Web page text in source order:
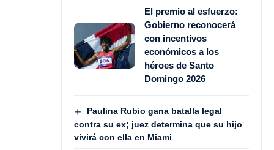
El premio al esfuerzo:
Gobierno reconocerá
con incentivos
económicos a los
héroes de Santo
Domingo 2026
Paulina Rubio gana batalla legal
contra su ex; juez determina que su hijo
vivirá con ella en Miami